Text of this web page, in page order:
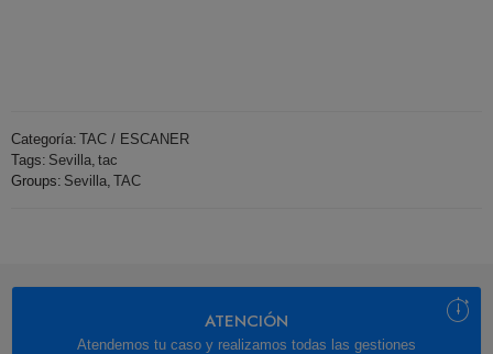
Categoría: TAC / ESCANER
Tags: Sevilla tac
Groups: Sevilla TAC
ATENCIÓN
Atendemos tu caso y realizamos todas las gestiones